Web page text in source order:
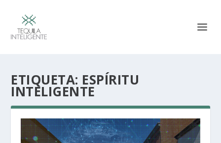
ETIQUETA: ESPÍRITU
INTELIGENTE